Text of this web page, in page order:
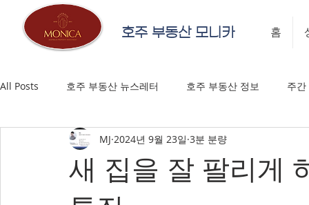
호주 부동산 모니카 홈
All Posts 호주 부동산 뉴스레터 호주 부동산 정보 주
새 집을 잘 팔리게
MJ 2024년 9월 23일 3분 분량